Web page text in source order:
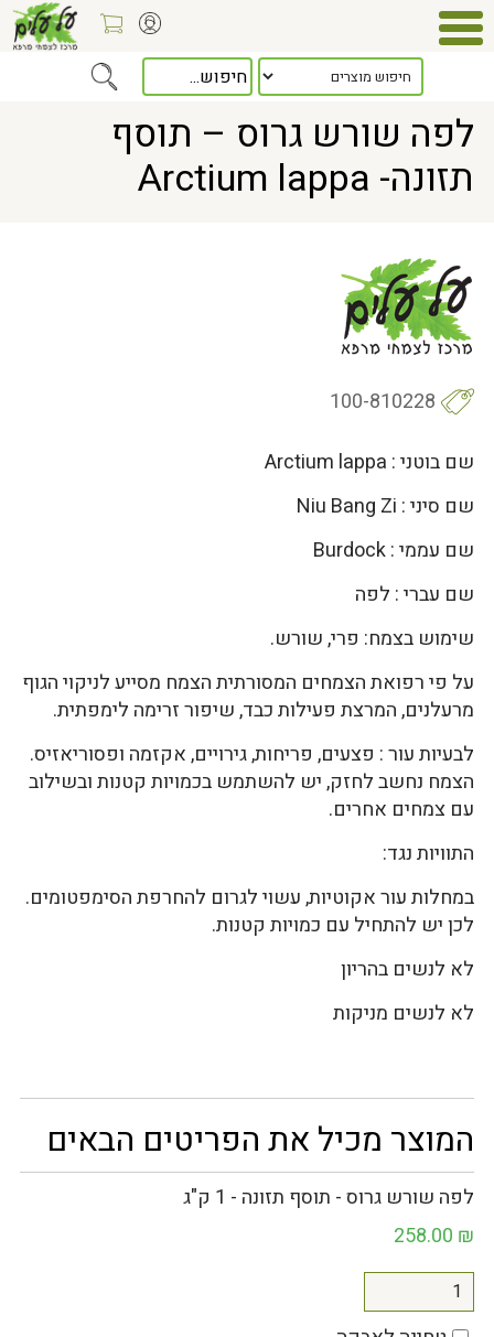
> לפה שורש גרוס – תוסף תזונה- Arctium lappa
לפה שורש גרוס – תוסף
תזונה- Arctium lappa
100-810228
שם בוטני : Arctium lappa
שם סיני : Niu Bang Zi
שם עממי : Burdock
שם עברי : לפה
שימוש בצמח: פרי, שורש.
על פי רפואת הצמחים המסורתית הצמח מסייע לניקוי הגוף
מרעלנים, המרצת פעילות כבד, שיפור זרימה לימפתית.
לבעיות עור : פצעים, פריחות, גירויים, אקזמה ופסוריאזיס.
הצמח נחשב לחזק, יש להשתמש בכמויות קטנות ובשילוב
עם צמחים אחרים.
התוויות נגד:
במחלות עור אקוטיות, עשוי לגרום להחרפת הסימפטומים.
לכן יש להתחיל עם כמויות קטנות.
לא לנשים בהריון
לא לנשים מניקות
המוצר מכיל את הפריטים הבאים
לפה שורש גרוס - תוסף תזונה - 1 ק"ג
258.00 ₪